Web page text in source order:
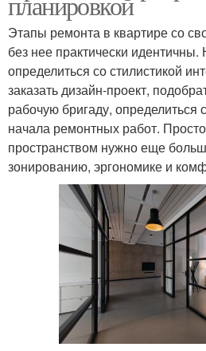
Этапы ремонта в квартире со
без нее практически
определиться со стилистикой
заказать дизайн-проект,
рабочую бригаду, определиться
начала ремонтных работ.
пространством нужно еще
зонированию, эргономике и